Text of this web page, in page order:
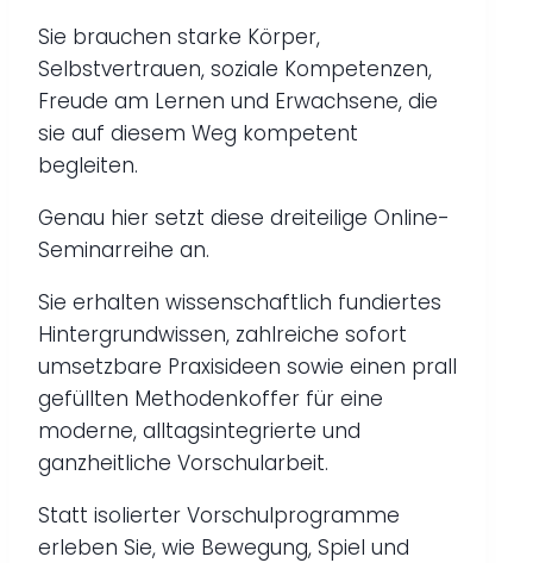
Sie brauchen starke Körper,
Selbstvertrauen, soziale Kompetenzen,
Freude am Lernen und Erwachsene, die
sie auf diesem Weg kompetent
begleiten.
Genau hier setzt diese dreiteilige Online-
Seminarreihe an.
Sie erhalten wissenschaftlich fundiertes
Hintergrundwissen, zahlreiche sofort
umsetzbare Praxisideen sowie einen prall
gefüllten Methodenkoffer für eine
moderne, alltagsintegrierte und
ganzheitliche Vorschularbeit.
Statt isolierter Vorschulprogramme
erleben Sie, wie Bewegung, Spiel und